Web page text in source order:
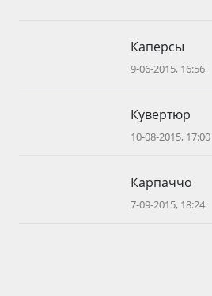
Каперсы
9-06-2015, 16:56
Кувертюр
10-08-2015, 17:00
Карпаччо
7-09-2015, 18:24